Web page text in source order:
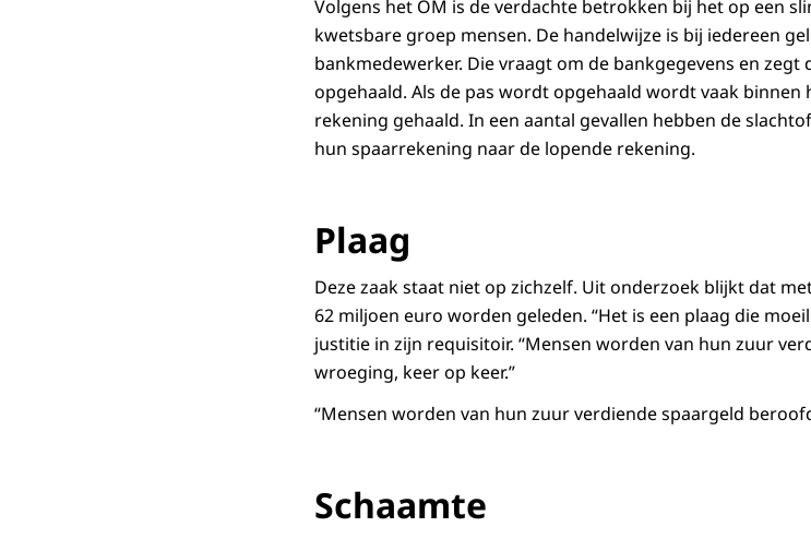
Download
Volgens het OM is de verdachte betrokken bij het op een
kwetsbare groep mensen. De handelwijze is bij iedereen
bankmedewerker. Die vraagt om de bankgegevens en
opgehaald. Als de pas wordt opgehaald wordt vaak
rekening gehaald. In een aantal gevallen hebben de
hun spaarrekening naar de lopende rekening.
Plaag
Deze zaak staat niet op zichzelf. Uit onderzoek blijkt dat
62 miljoen euro worden geleden. “Het is een plaag die
justitie in zijn requisitoir. “Mensen worden van hun zuur
wroeging, keer op keer.”
“Mensen worden van hun zuur verdiende spaargeld
Schaamte